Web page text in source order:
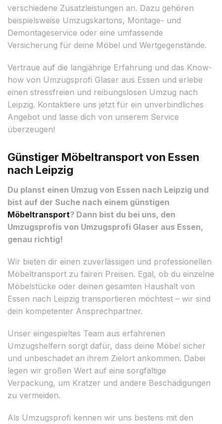
verschiedene Zusatzleistungen an. Dazu gehören
beispielsweise Umzugskartons, Montage- und
Demontageservice oder eine umfassende
Versicherung für deine Möbel und Wertgegenstände.
Vertraue auf die langjährige Erfahrung und das Know-
how von Umzugsprofi Glaser aus Essen und erlebe
einen stressfreien und reibungslosen Umzug nach
Leipzig. Kontaktiere uns jetzt für ein unverbindliches
Angebot und lasse dich von unserem Service
überzeugen!
Günstiger Möbeltransport von Essen
nach Leipzig
Du planst einen Umzug von Essen nach Leipzig und
bist auf der Suche nach einem günstigen
Möbeltransport? Dann bist du bei uns, den
Umzugsprofis von Umzugsprofi Glaser aus Essen,
genau richtig!
Wir bieten dir einen zuverlässigen und professionellen
Möbeltransport zu fairen Preisen. Egal, ob du einzelne
Möbelstücke oder deinen gesamten Haushalt von
Essen nach Leipzig transportieren möchtest – wir sind
dein kompetenter Ansprechpartner.
Unser eingespieltes Team aus erfahrenen
Umzugshelfern sorgt dafür, dass deine Möbel sicher
und unbeschadet an ihrem Zielort ankommen. Dabei
legen wir großen Wert auf eine sorgfältige
Verpackung, um Kratzer und andere Beschädigungen
zu vermeiden.
Als Umzugsprofi kennen wir uns bestens mit den